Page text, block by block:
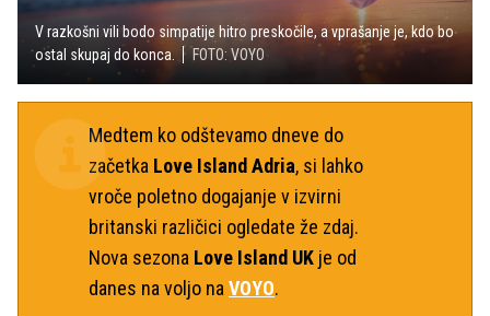
V razkošni vili bodo simpatije hitro preskočile, a vprašanje je, kdo bo
ostal skupaj do konca.
FOTO: VOYO
Medtem ko odštevamo dneve do
začetka Love Island Adria, si lahko
vroče poletno dogajanje v izvirni
britanski različici ogledate že zdaj.
Nova sezona Love Island UK je od
danes na voljo na VOYO.